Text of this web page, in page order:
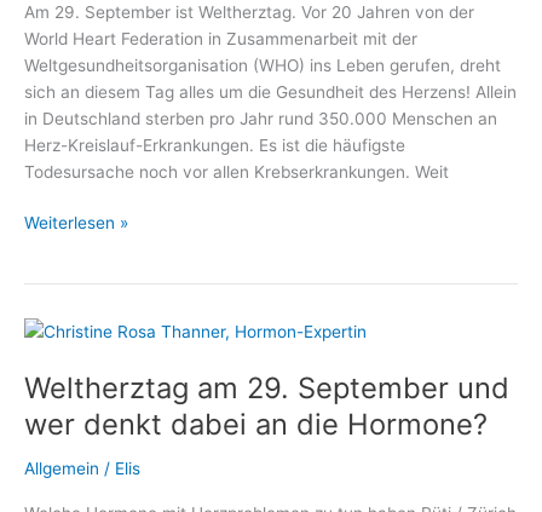
Am 29. September ist Weltherztag. Vor 20 Jahren von der
World Heart Federation in Zusammenarbeit mit der
Weltgesundheitsorganisation (WHO) ins Leben gerufen, dreht
sich an diesem Tag alles um die Gesundheit des Herzens! Allein
in Deutschland sterben pro Jahr rund 350.000 Menschen an
Herz-Kreislauf-Erkrankungen. Es ist die häufigste
Todesursache noch vor allen Krebserkrankungen. Weit
Weltherztag:
retten!
Weiterlesen »
Weltherztag am 29. September und
wer denkt dabei an die Hormone?
Allgemein / Elis